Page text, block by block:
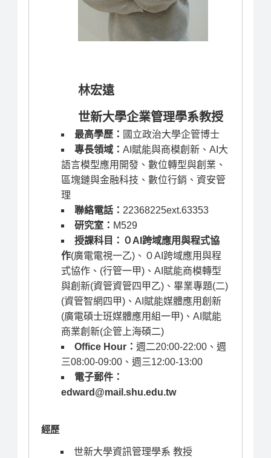
林宏遠
世新大學企業管理學系教授
最高學歷： 國立政治大學企管博士
專長領域：AI賦能與商模創新、AI大
語言模型應用開發、數位轉型與創業、
區塊鏈與金融科技、數位行銷、資安管
理
聯絡電話： 22368225ext.63353
研究室： M529
授課科目： ０AI跨域應用與程式協
作(廣電電視一乙)、 ０AI跨域應用與程
式協作 、(行管一甲)、AI賦能商模轉型
與創新(資管資管四甲乙)、畢業專題(二)
(資管智網四甲)、AI賦能媒體應用創新
(廣電碩士班媒體應用組一甲)、AI賦能
商業創新(企管上海碩二)
Office Hour：週二20:00-22:00、週
三08:00-09:00、週三12:00-13:00
電子郵件：
edward@mail.shu.edu.tw
經歷
世新大學資訊管理學系 教授